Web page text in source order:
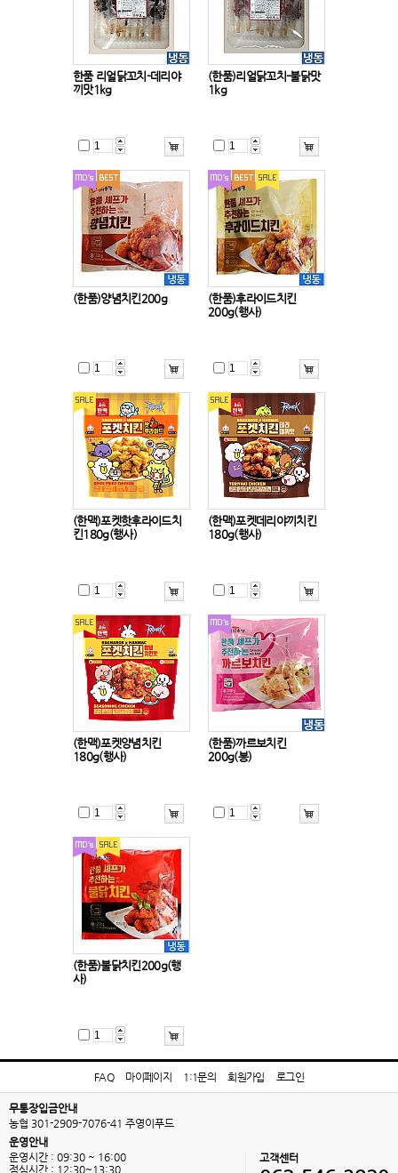
한품 리얼닭꼬치-데리야
끼맛1kg
(한품)리얼닭꼬치-불닭맛
1kg
(한품)양념치킨200g
(한품)후라이드치킨
200g(행사)
(한맥)포켓핫후라이드치
킨180g(행사)
(한맥)포켓데리야끼치킨
180g(행사)
(한맥)포켓양념치킨
180g(행사)
(한품)까르보치킨
200g(봉)
(한품)불닭치킨200g(행
사)
FAQ 마이페이지 1:1문의 회원가입 로그인
무통장입금안내
농협 301-2909-7076-41 주영이푸드
운영안내
운영시간 : 09:30 ~ 16:00
점심시간 : 12:30~13:30
고객센터